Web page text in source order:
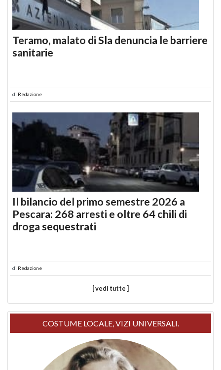
Teramo, malato di Sla denuncia le barriere
sanitarie
di Redazione
Il bilancio del primo semestre 2026 a
Pescara: 268 arresti e oltre 64 chili di
droga sequestrati
di Redazione
[ vedi tutte ]
COSTUME LOCALE, VIZI UNIVERSALI.